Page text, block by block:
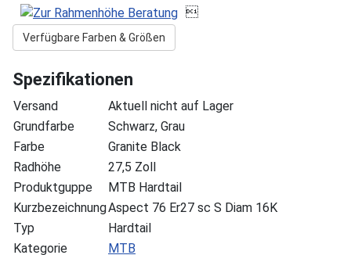

Verfügbare Farben & Größen
Spezifikationen
Versand
Aktuell nicht auf Lager
Grundfarbe
Schwarz, Grau
Farbe
Granite Black
Radhöhe
27,5 Zoll
Produktguppe
MTB Hardtail
KurzbezeichnungAspect 76 Er27 sc S Diam 16K
Typ
Hardtail
Kategorie
MTB